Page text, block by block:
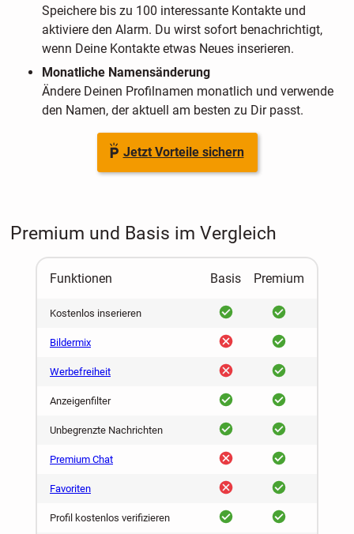
Speichere bis zu 100 interessante Kontakte und
aktiviere den Alarm. Du wirst sofort benachrichtigt,
wenn Deine Kontakte etwas Neues inserieren.
Monatliche Namensänderung
Ändere Deinen Profilnamen monatlich und verwende
den Namen, der aktuell am besten zu Dir passt.
Jetzt Vorteile sichern
Premium und Basis im Vergleich
Funktionen Basis Premium
Kostenlos inserieren ja ja
Bildermix nein ja
Werbefreiheit nein ja
Anzeigenfilter ja ja
Unbegrenzte Nachrichten ja ja
Premium Chat nein ja
Favoriten nein ja
Profil kostenlos verifizieren ja ja